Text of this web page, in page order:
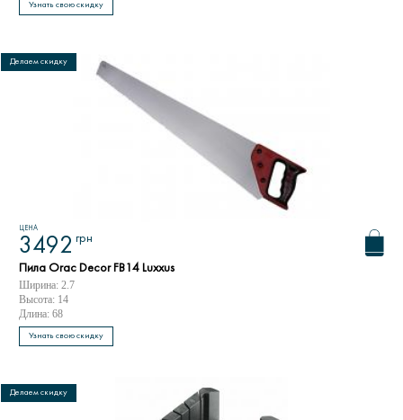
Узнать свою скидку
ЦЕНА
3492 грн
Пила Orac Decor FB14 Luxxus
Ширина: 2.7
Высота: 14
Длина: 68
Узнать свою скидку
Делаем скидку
Делаем скидку